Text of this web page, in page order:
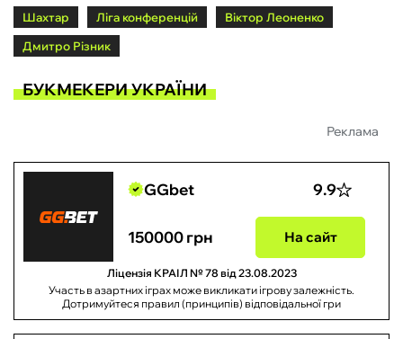
Шахтар Ліга конференцій
Віктор Леоненко
Дмитро Різник
БУКМЕКЕРИ УКРАЇНИ
Реклама
GGbet 9.9
150000 грн На сайт
Ліцензія КРАІЛ № 78 від 23.08.2023
Участь в азартних іграх може викликати ігрову залежність.
Дотримуйтеся правил (принципів) відповідальної гри